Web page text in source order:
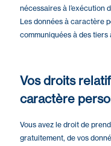
nécessaires à l’exécution
Les données à caractère
communiquées à des
Vos droits
caractère
Vous avez le droit de
gratuitement, de vos